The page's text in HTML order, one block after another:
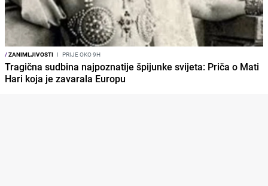
/ZANIMLJIVOSTI I PRIJE OKO 9H
Tragična sudbina najpoznatije špijunke svijeta: Priča o Mati
Hari koja je zavarala Europu